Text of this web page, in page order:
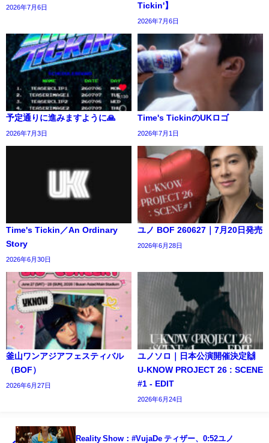
2026年7月6日
Tickin'】
2026年7月6日
予定通りに進みますように🙏
2026年7月3日
Time's TickinのUKロゴ
2026年7月1日
Time's Tickin／An Ordinary
Story
2026年6月30日
ユノ BOF 260627｜7月20日発売
2026年6月28日
釜山ワンアジアフェスティバル
（BOF）
2026年6月27日
ユノソロ｜日本公演開催決定🙌
U-KNOW PROJECT 26 : SCENE
#1 - EDIT
2026年6月24日
Reality Show：#VujaDe ティザー、0:52ユノ